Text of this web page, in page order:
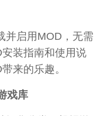
启用MOD，无需
装指南和使用说
来的乐趣。
戏库